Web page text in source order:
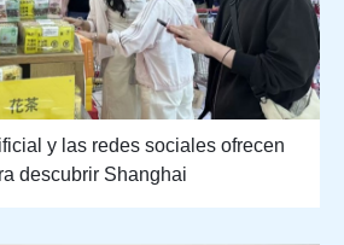
y las redes sociales ofrecen
descubrir Shanghai